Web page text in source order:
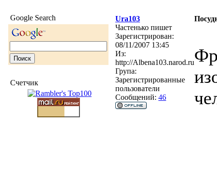
Google Search
Счетчик
Ura103
Частенько пишет
Зарегистрирован:
08/11/2007 13:45
Из:
http://Albena103.narod.ru
Група:
Зарегистрированные
пользователи
Сообщений: 46